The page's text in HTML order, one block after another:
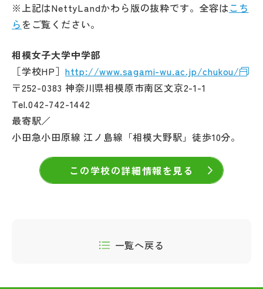
※上記はNettyLandかわら版の抜粋です。全容はこち
ら をご覧ください。
相模女子大学中学部
［学校HP］ http://www.sagami-wu.ac.jp/chukou/
〒252-0383 神奈川県相模原市南区文京2-1-1
Tel.042-742-1442
最寄駅／
小田急小田原線 江ノ島線「相模大野駅」徒歩10分。
この学校の詳細情報を見る
一覧へ戻る